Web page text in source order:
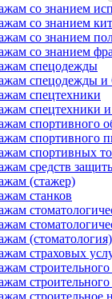
со знанием
со знанием
со знанием
со знанием
спецодежды
спецодежды
спецтехники
спецтехники
спортивного
спортивного
спортивных
средств
(стажер)
станков
(стоматология)
страховых
строительное